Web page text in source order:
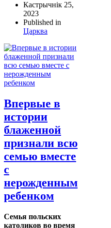
Кастрычнік 25,
2023
Published in
Царква
Впервые в
истории
блаженной
признали всю
семью вместе
с
нерожденным
ребенком
Семья польских
католиков во время